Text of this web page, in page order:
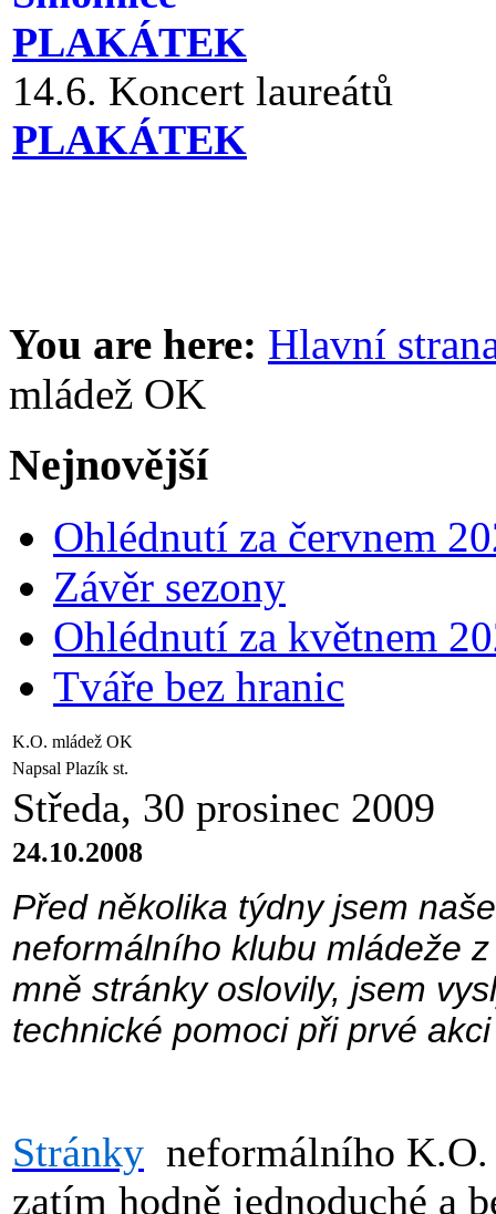
PLAKÁTEK
14.6. Koncert laureátů
PLAKÁTEK
You are here: Hlavní
mládež OK
Nejnovější
Ohlédnutí za červnem
Závěr sezony
Ohlédnutí za květnem
Tváře bez hranic
K.O. mládež OK
Napsal Plazík st.
Středa, 30 prosinec 2009
24.10.2008
Před několika týdny jsem
neformálního klubu mládeže
mně stránky oslovily, jsem
technické pomoci při prvé
Stránky neformálního
zatím hodně jednoduché a